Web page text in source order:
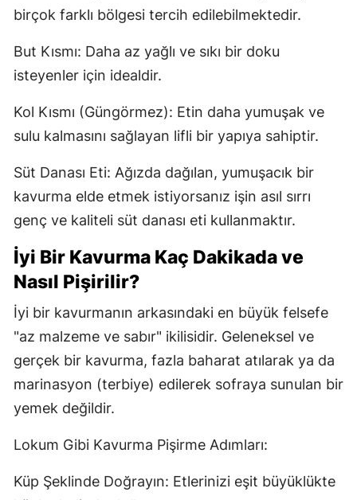
birçok farklı bölgesi tercih edilebilmektedir.
But Kısmı: Daha az yağlı ve sıkı bir doku
isteyenler için idealdir.
Kol Kısmı (Güngörmez): Etin daha yumuşak ve
sulu kalmasını sağlayan lifli bir yapıya sahiptir.
Süt Danası Eti: Ağızda dağılan, yumuşacık bir
kavurma elde etmek istiyorsanız işin asıl sırrı
genç ve kaliteli süt danası eti kullanmaktır.
İyi Bir Kavurma Kaç Dakikada ve
Nasıl Pişirilir?
İyi bir kavurmanın arkasındaki en büyük felsefe
"az malzeme ve sabır" ikilisidir. Geleneksel ve
gerçek bir kavurma, fazla baharat atılarak ya da
marinasyon (terbiye) edilerek sofraya sunulan bir
yemek değildir.
Lokum Gibi Kavurma Pişirme Adımları:
Küp Şeklinde Doğrayın: Etlerinizi eşit büyüklükte